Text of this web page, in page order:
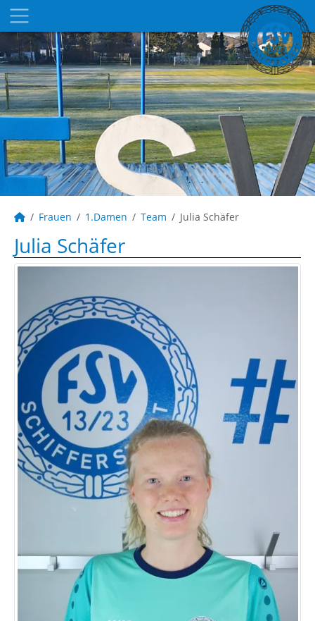
Frauen 1.Damen Team Julia Schäfer
Julia Schäfer